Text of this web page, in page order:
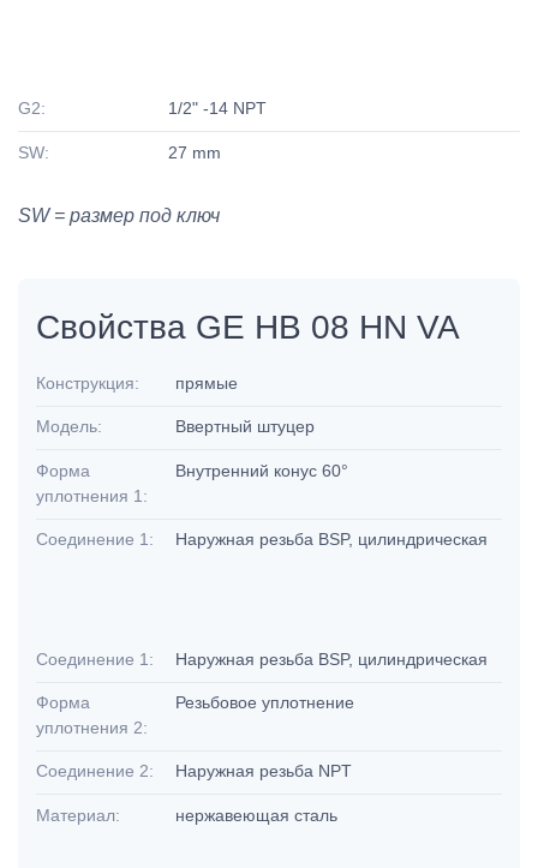
G2: 1/2" -14 NPT
SW: 27 mm
SW = размер под ключ
Свойства GE HB 08 HN VA
Конструкция: прямые
Модель: Ввертный штуцер
Форма
уплотнения 1:
Внутренний конус 60°
Соединение 1: Наружная резьба BSP, цилиндрическая
Соединение 1: Наружная резьба BSP, цилиндрическая
Форма
уплотнения 2:
Резьбовое уплотнение
Соединение 2: Наружная резьба NPT
Материал: нержавеющая сталь